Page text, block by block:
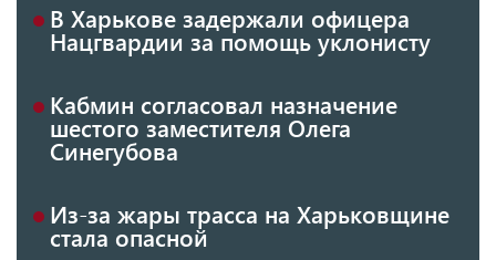
В Харькове задержали офицера
Нацгвардии за помощь уклонисту
Кабмин согласовал назначение
шестого заместителя Олега
Синегубова
Из-за жары трасса на Харьковщине
стала опасной